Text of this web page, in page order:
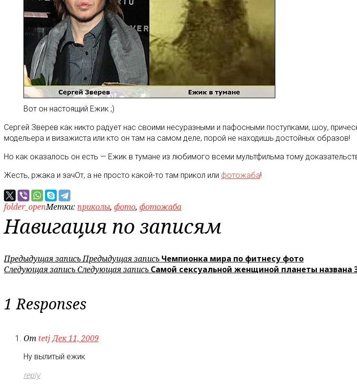
Вот он настоящий Ежик ;)
Сергей Зверев как никто радует нас своими несуразными и пафосными поступками, шоу,
модельера и визажиста или кто он там на самом деле, порой не находишь достойных образов!
Но как оказалось он есть — Ежик в тумане из любимого всеми мультфильма тому
Жесть, ржака и зачОт, а не просто какой-то там прикол или фотожаба!
folder_openМетки: приколы, фото, фотожаба
Навигация по записям
Предыдущая записьПредыдущая запись Чемпионка мира по фитнесу фото
Следующая запись Следующая запись Самой сексуальной женщиной планеты названа
1 Responses
От tetjДек 11, 2009
Ну вылитый ежик
reply